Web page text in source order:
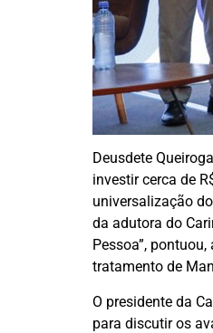
Deusdete
investir cerca de
universalização
da adutora do
Pessoa”,
tratamento de
O presidente da
para discutir os